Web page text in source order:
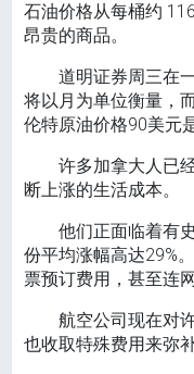
石油价格从每桶约
昂贵的商品。
道明证券周三在
将以月为单位衡量，
伦特原油价格90美元
许多加拿大人已
断上涨的生活成本。
他们正面临着有
份平均涨幅高达29%
票预订费用，甚至连
航空公司现在对
也收取特殊费用来弥